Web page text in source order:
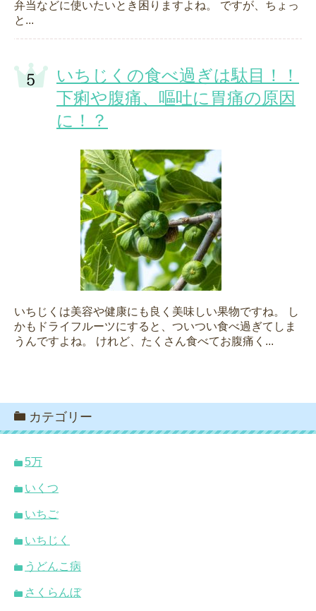
弁当などに使いたいとき困りますよね。 ですが、ちょっ
と...
いちじくの食べ過ぎは駄目！！
下痢や腹痛、嘔吐に胃痛の原因
に！？
いちじくは美容や健康にも良く美味しい果物ですね。 し
かもドライフルーツにすると、ついつい食べ過ぎてしま
うんですよね。 けれど、たくさん食べてお腹痛く...
カテゴリー
5万
いくつ
いちご
いちじく
うどんこ病
さくらんぼ